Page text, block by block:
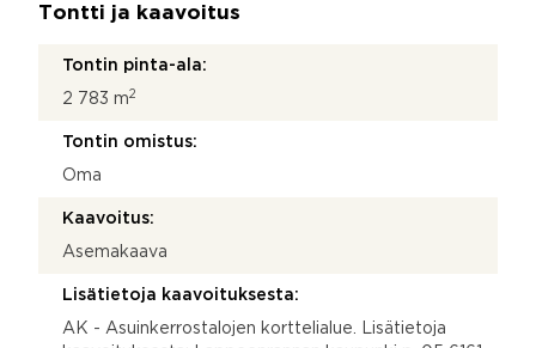
Tontti ja kaavoitus
Tontin pinta-ala:
2 783 m2
Tontin omistus:
Oma
Kaavoitus:
Asemakaava
Lisätietoja kaavoituksesta:
AK - Asuinkerrostalojen korttelialue. Lisätietoja